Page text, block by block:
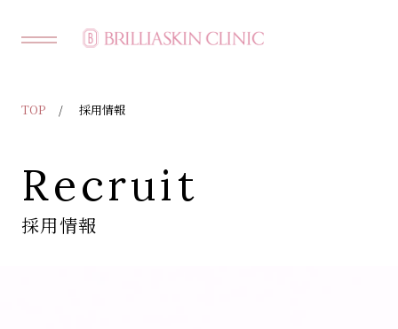
TOP 採用情報
Recruit
採用情報